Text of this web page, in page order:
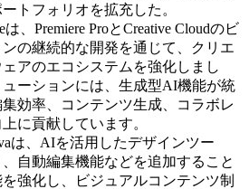
トフォリオを拡充した。
は、Premiere ProとCreative Cloudのビ
の継続的な開発を通じて、クリエ
アのエコシステムを強化しまし
ーションには、生成型AI機能が統
効率、コンテンツ生成、コラボレ
に貢献しています。
は、AIを活用したデザインツー
自動編集機能などを追加すること
強化し、ビジュアルコンテンツ制